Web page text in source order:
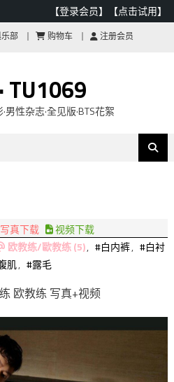
【登录会员】 【点击试用】
乐部 购物车 注册会员
TU1069
男性杂志·全见版·BTS花絮
真下载
视频下载
欧教练/歐教练 (5), #白内裤, #白衬
肌, #露毛
欧教练 写真+视频